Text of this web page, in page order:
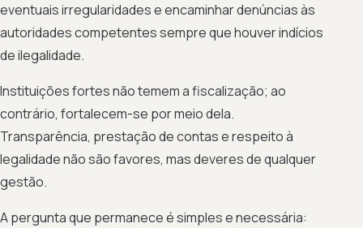
eventuais irregularidades e encaminhar denúncias às
autoridades competentes sempre que houver indícios
de ilegalidade.
Instituições fortes não temem a fiscalização; ao
contrário, fortalecem-se por meio dela.
Transparência, prestação de contas e respeito à
legalidade não são favores, mas deveres de qualquer
gestão.
A pergunta que permanece é simples e necessária: